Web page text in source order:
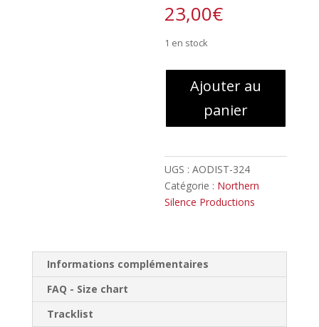
23,00€
1 en stock
Valkyria
Requiem
:
Reveries
of
//
LP
marble
Ajouter au
panier
UGS :AODIST-324
Catégorie : Northern
Silence Productions
Informations complémentaires
FAQ - Size chart
Tracklist